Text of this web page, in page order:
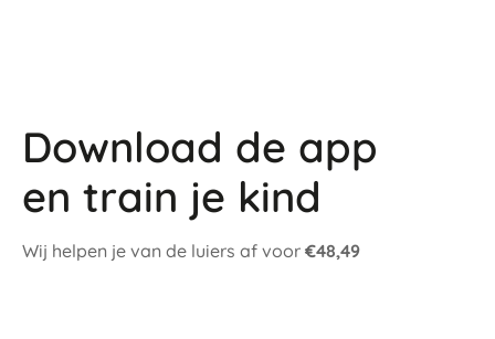
Download de app
en train je kind
Wij helpen je van de luiers af voor €48,49